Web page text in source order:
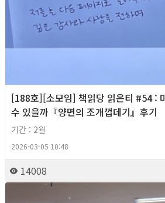
[188호][소모임] 책읽당 읽은티 #54 :
수 있을까『양면의 조개껍데기』후기
기간 : 2월
2026-03-05 10:48
14008